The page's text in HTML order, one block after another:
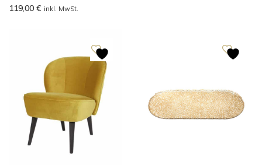
119,00 € inkl. MwSt.